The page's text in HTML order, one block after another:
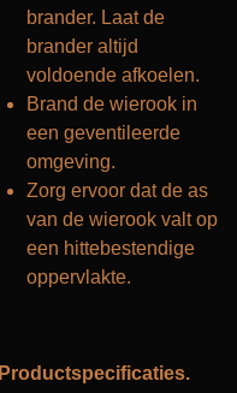
brander. Laat de
brander altijd
voldoende afkoelen.
Brand de wierook in
een geventileerde
omgeving.
Zorg ervoor dat de as
van de wierook valt op
een hittebestendige
oppervlakte.
Productspecificaties.